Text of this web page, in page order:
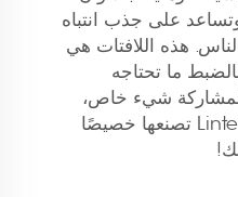
على جذب انتباه
الناس. هذه اللافتات هي
ما تحتاجه
شيء خاص،
Lintel تصنعها خصيصًا